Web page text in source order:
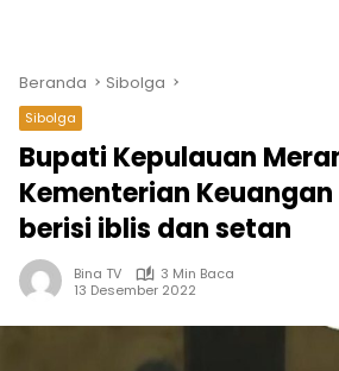
Beranda Sibolga
Sibolga
Bupati Kepulauan
Kementerian
berisi iblis dan setan
Bina TV
3 Min Baca
13 Desember 2022